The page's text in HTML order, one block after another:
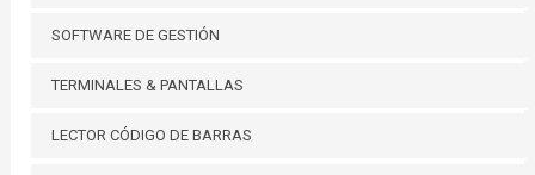
SOFTWARE DE GESTIÓN
TERMINALES & PANTALLAS
LECTOR CÓDIGO DE BARRAS